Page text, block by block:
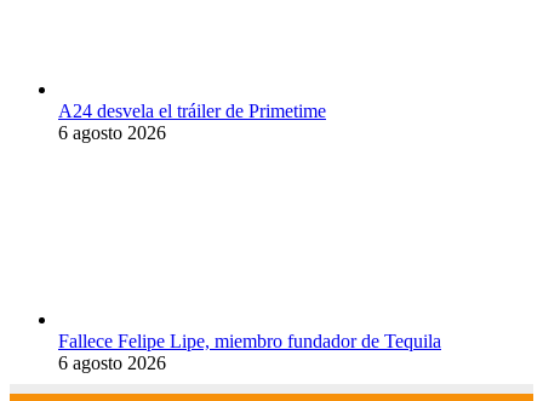
A24 desvela el tráiler de Primetime
6 agosto 2026
Fallece Felipe Lipe, miembro fundador de Tequila
6 agosto 2026